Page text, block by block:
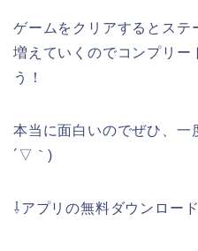
ゲームをクリアするとステ
増えていくのでコンプリー
う！
本当に面白いのでぜひ、一
´▽｀)
⇩アプリの無料ダウンロー